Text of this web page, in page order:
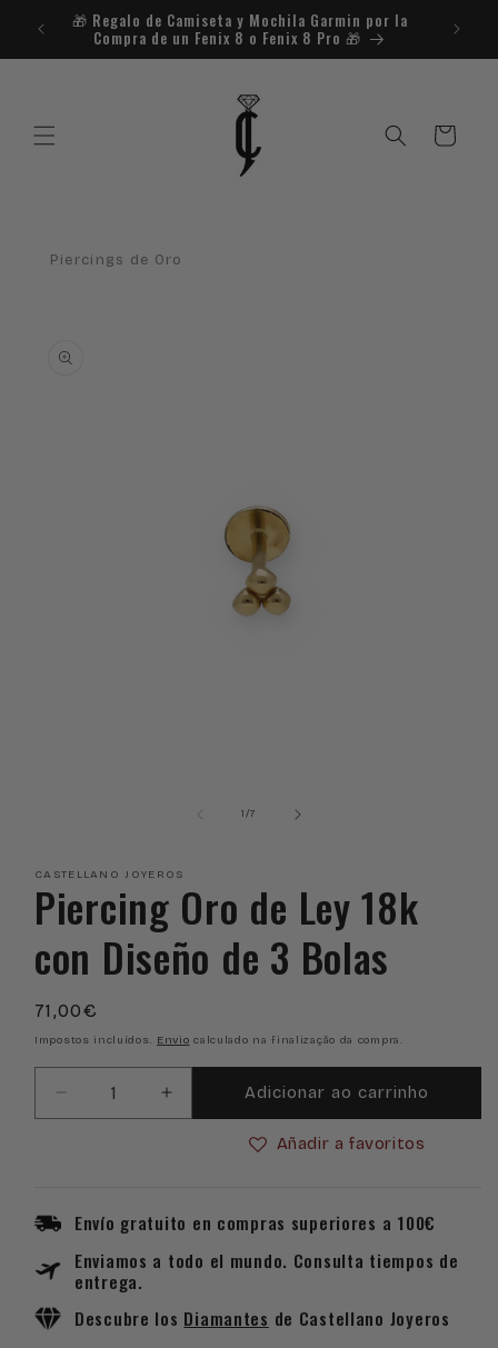
para o
conteúdo
🎁​ Regalo de Camiseta y Mochila Garmin por la
Compra de un Fenix 8 o Fenix 8 Pro 🎁​
Carrinho
Piercings de Oro
1/de7
CASTELLANO JOYEROS
Piercing Oro de Ley 18k
con Diseño de 3 Bolas
Preço
normal
71,00€
Impostos incluídos. Envio calculado na finalização da compra.
Diminuir
a
Oro
Ley
18k
con
Aumentar
a
quantidade
Oro
Ley
con
Diseño
Adicionar ao carrinho
Añadir a favoritos
Envío gratuito en compras superiores a 100€
Enviamos a todo el mundo. Consulta tiempos de
entrega.
Descubre los Diamantes de Castellano Joyeros